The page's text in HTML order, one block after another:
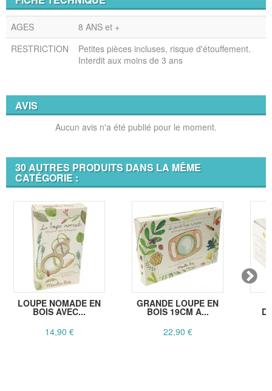
AGES
8 ANS et +
RESTRICTION
Petites pièces incluses, risque d'étouffement.
Interdit aux moins de 3 ans
AVIS
Aucun avis n'a été publié pour le moment.
30 AUTRES PRODUITS DANS LA MÊME
CATÉGORIE :
LOUPE NOMADE EN
BOIS AVEC...
14,90 €
GRANDE LOUPE EN
BOIS 19CM A...
22,90 €